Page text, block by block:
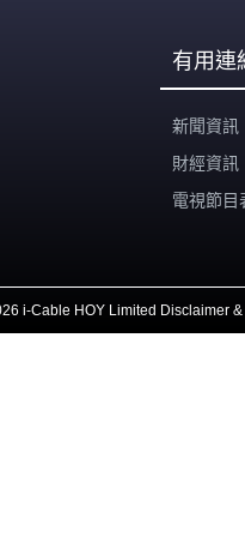
食鹽價格的通告，串通操縱市
有用連
新聞資訊
財經資訊
電視節目
i-Cable HOY Limited Disclaimer